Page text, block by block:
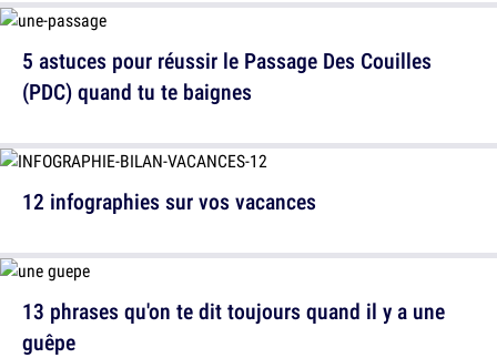
5 astuces pour réussir le Passage Des Couilles
(PDC) quand tu te baignes
13 phrases qu'on te dit toujours quand il y a une
guêpe
12 infographies sur vos vacances